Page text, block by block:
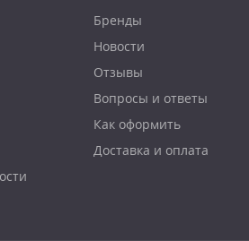
Бренды
Новости
Отзывы
Вопросы и ответы
Как оформить
Доставка и оплата